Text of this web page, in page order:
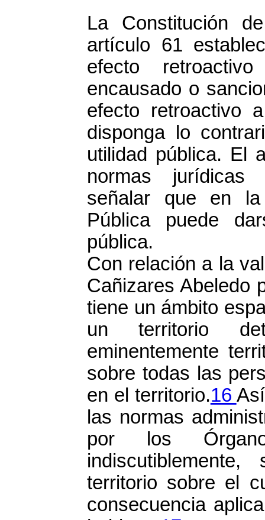
La Constitución
artículo 61
efecto
encausado o
efecto retroactivo
disponga lo
utilidad pública. El
normas jurídicas
señalar que en la
Pública puede
pública.
Con relación a la
Cañizares Abeledo
tiene un ámbito
un territorio
eminentemente
sobre todas las
en el territorio.16
las normas
por los
territorio sobre el
consecuencia